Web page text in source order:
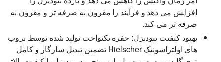
افزایش می دهد و فرآیند را مقرون به صرفه تر و مقرون به
صرفه تر می کند.
بهبود کیفیت بیودیزل: حفره یکنواخت تولید شده توسط پروب
های اولتراسونیک Hielscher تضمین تبدیل سازگار و کامل